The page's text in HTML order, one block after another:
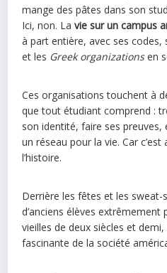
mange des pâtes dans son
Ici, non. Lavie sur un campus
à part entière, avec ses
et les Greek organizationsen
Ces organisations touchent à
que tout étudiant comprend :
son identité, faire ses
un réseau pour la vie. Car
l’histoire.
Derrière les fêtes et les sweat-
d’anciens élèves
vieilles de deux siècles et
fascinante de la société